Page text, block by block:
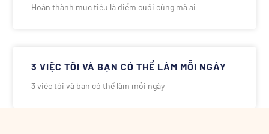
Hoàn thành mục tiêu là điểm cuối cùng mà ai
3 VIỆC TÔI VÀ BẠN CÓ THỂ LÀM MỖI NGÀY
3 việc tôi và bạn có thể làm mỗi ngày